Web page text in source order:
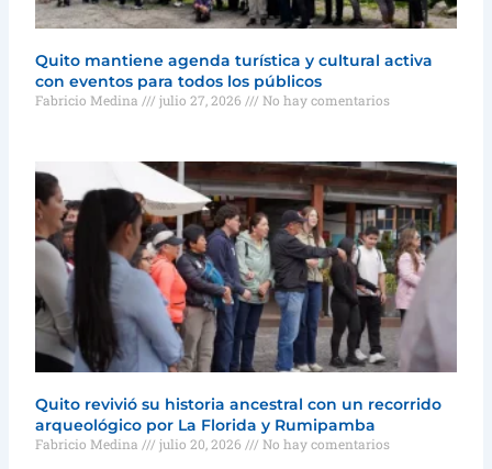
Quito mantiene agenda turística y cultural activa
con eventos para todos los públicos
Fabricio Medina julio 27, 2026 No hay comentarios
Quito revivió su historia ancestral con un recorrido
arqueológico por La Florida y Rumipamba
Fabricio Medina julio 20, 2026 No hay comentarios